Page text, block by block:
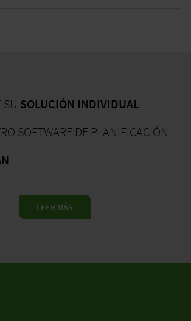
SU SOLUCIÓN INDIVIDUAL
SOFTWARE DE PLANIFICACIÓN
LEER MÁS